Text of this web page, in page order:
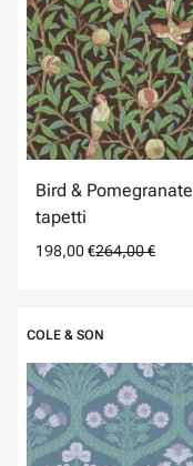
Bird & Pomegranate
tapetti
198,00 €264,00 €
COLE & SON